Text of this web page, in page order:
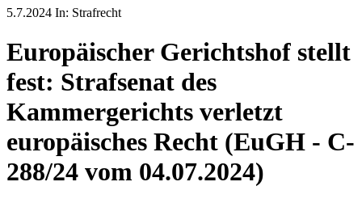
5.7.2024 In: Strafrecht
Europäischer Gerichtshof stellt
fest: Strafsenat des
Kammergerichts verletzt
europäisches Recht (EuGH - C-
288/24 vom 04.07.2024)